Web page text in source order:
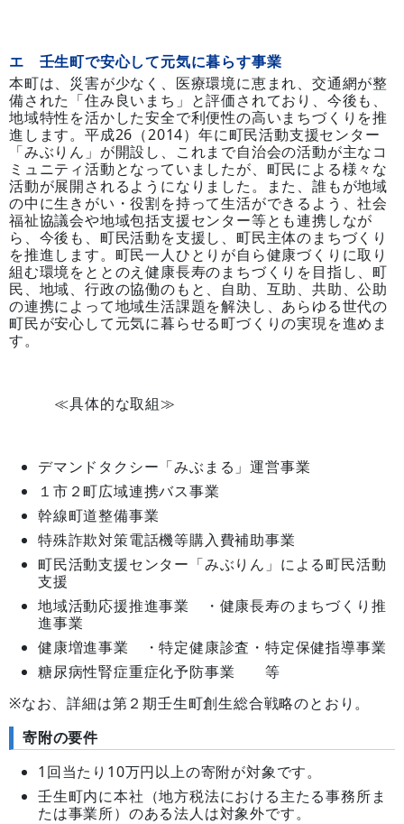
エ 壬生町で安心して元気に暮らす事業
本町は、災害が少なく、医療環境に恵まれ、交通網が整
備された「住み良いまち」と評価されており、今後も、
地域特性を活かした安全で利便性の高いまちづくりを推
進します。平成26（2014）年に町民活動支援センター
「みぶりん」が開設し、これまで自治会の活動が主なコ
ミュニティ活動となっていましたが、町民による様々な
活動が展開されるようになりました。また、誰もが地域
の中に生きがい・役割を持って生活ができるよう、社会
福祉協議会や地域包括支援センター等とも連携しなが
ら、今後も、町民活動を支援し、町民主体のまちづくり
を推進します。町民一人ひとりが自ら健康づくりに取り
組む環境をととのえ健康長寿のまちづくりを目指し、町
民、地域、行政の協働のもと、自助、互助、共助、公助
の連携によって地域生活課題を解決し、あらゆる世代の
町民が安心して元気に暮らせる町づくりの実現を進めま
す。
≪具体的な取組≫
デマンドタクシー「みぶまる」運営事業
１市２町広域連携バス事業
幹線町道整備事業
特殊詐欺対策電話機等購入費補助事業
町民活動支援センター「みぶりん」による町民活動
支援
地域活動応援推進事業 ・健康長寿のまちづくり推
進事業
健康増進事業 ・特定健康診査・特定保健指導事業
糖尿病性腎症重症化予防事業 等
※なお、詳細は第２期壬生町創生総合戦略のとおり。
寄附の要件
1回当たり10万円以上の寄附が対象です。
壬生町内に本社（地方税法における主たる事務所ま
たは事業所）のある法人は対象外です。